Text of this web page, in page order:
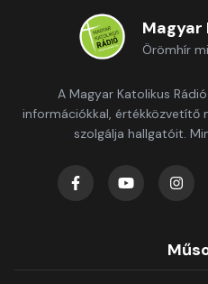
Magyar
Örömhír
A Magyar Katolikus
információkkal, értékközvetítő
szolgálja hallgatóit.